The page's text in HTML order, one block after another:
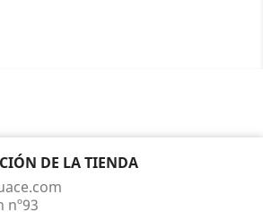
DE LA TIENDA
nº93